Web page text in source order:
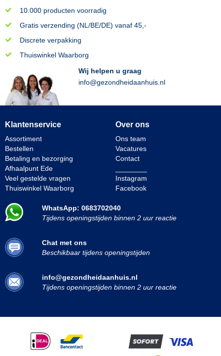
10.000 producten voorradig
Gratis verzending (NL/BE/DE) vanaf 45,-
Discrete verpakking
Thuiswinkel Waarborg
Wij helpen u graag
info@gezondheidaanhuis.nl
Klantenservice
Assortiment
Bestellen
Betaling en bezorging
Afhaalpunt Ede
Veel gestelde vragen
Thuiswinkel Waarborg
Over ons
Ons team
Vacatures
Contact
Instagram
Facebook
WhatsApp: 0683702040
Tijdens openingstijden binnen 2 uur reactie
Chat met ons
Beschikbaar tijdens openingstijden
info@gezondheidaanhuis.nl
Tijdens openingstijden binnen 2 uur reactie